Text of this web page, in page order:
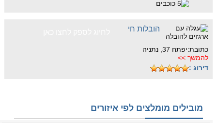
הובלות חי
כתובת:יפתח 37, נתניה
להמשך >>
דירוג :
מובילים מומלצים לפי איזורים